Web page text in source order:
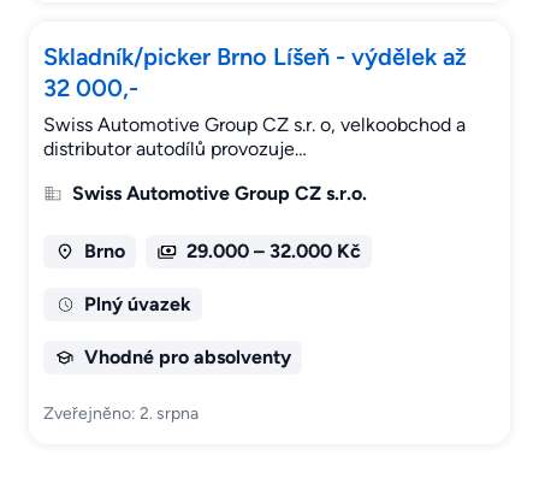
Skladník/picker Brno Líšeň - výdělek až
32 000,-
Swiss Automotive Group CZ s.r. o, velkoobchod a
distributor autodílů provozuje…
Swiss Automotive Group CZ s.r.o.
Brno 29.000 – 32.000 Kč
Plný úvazek
Vhodné pro absolventy
Zveřejněno: 2. srpna